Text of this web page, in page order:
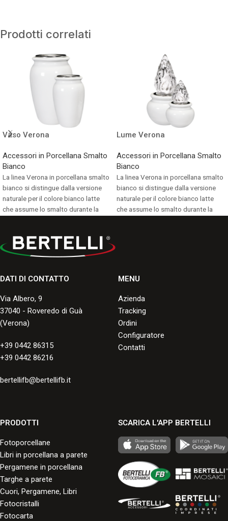
Prodotti correlati
Vaso Verona
Accessori in Porcellana Smalto
Bianco
La linea Verona in porcellana smalto
bianco si distingue dalla versione
naturale per il colore bianco latte
che assume lo smalto durante la
Consulta i formati disponibili.
Lume Verona
Accessori in Porcellana Smalto
Bianco
La linea Verona in porcellana smalto
bianco si distingue dalla versione
naturale per il colore bianco latte
che assume lo smalto durante la
DATI DI CONTATTO
Via Albero, 9
37040 - Roveredo di Guà
(Verona)
+39 0442 86315
+39 0442 86216
bertellifb@bertellifb.it
MENU
Azienda
Tracking
Ordini
Configuratore
Contatti
PRODOTTI
Fotoporcellane
Libri in porcellana a parete
Pergamene in porcellana
Targhe a parete
Cuori, Pergamene, Libri
Fotocristalli
Fotocarta
SCARICA L'APP BERTELLI